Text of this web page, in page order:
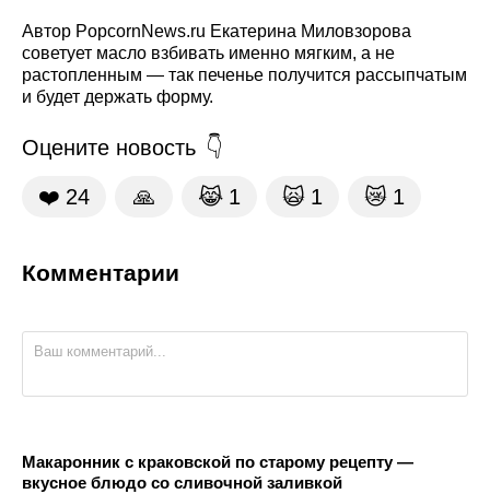
Автор PopcornNews.ru Екатерина Миловзорова
советует масло взбивать именно мягким, а не
растопленным — так печенье получится рассыпчатым
и будет держать форму.
Оцените новость
❤️ 24 🙏 😹 1 🙀 1 😿 1
Комментарии
Макаронник с краковской по старому рецепту —
вкусное блюдо со сливочной заливкой